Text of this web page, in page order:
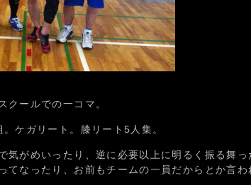
クールでの一コマ。
ケガリート。膝リート5人集。
気がめいったり、逆に必要以上に明るく振る舞
てなったり、お前もチームの一員だからとか言